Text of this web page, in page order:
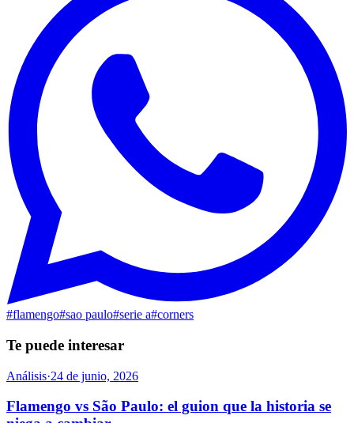
#flamengo#sao paulo#serie a#corners
Te puede interesar
Análisis·24 de junio, 2026
Flamengo vs São Paulo: el guion que la historia se